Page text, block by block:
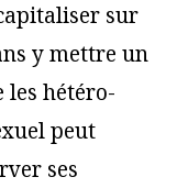
sur
y mettre un
hétéro-
peut
ses